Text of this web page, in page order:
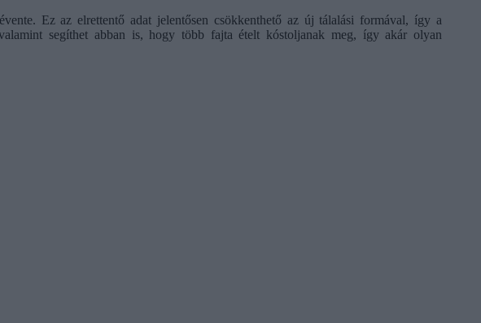
Ez az elrettentő adat jelentősen csökkenthető az új tálalási formával, így a
segíthet abban is, hogy több fajta ételt kóstoljanak meg, így akár olyan